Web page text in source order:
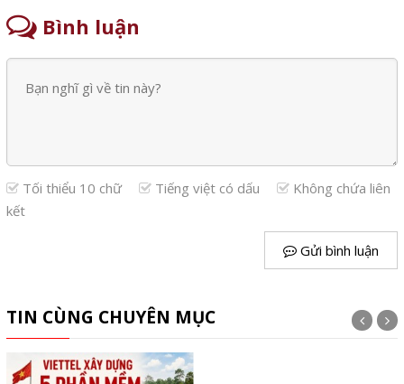
Bình luận
Tối thiểu 10 chữ Tiếng việt có dấu
Không chứa liên
kết
Gửi bình luận
TIN CÙNG CHUYÊN MỤC